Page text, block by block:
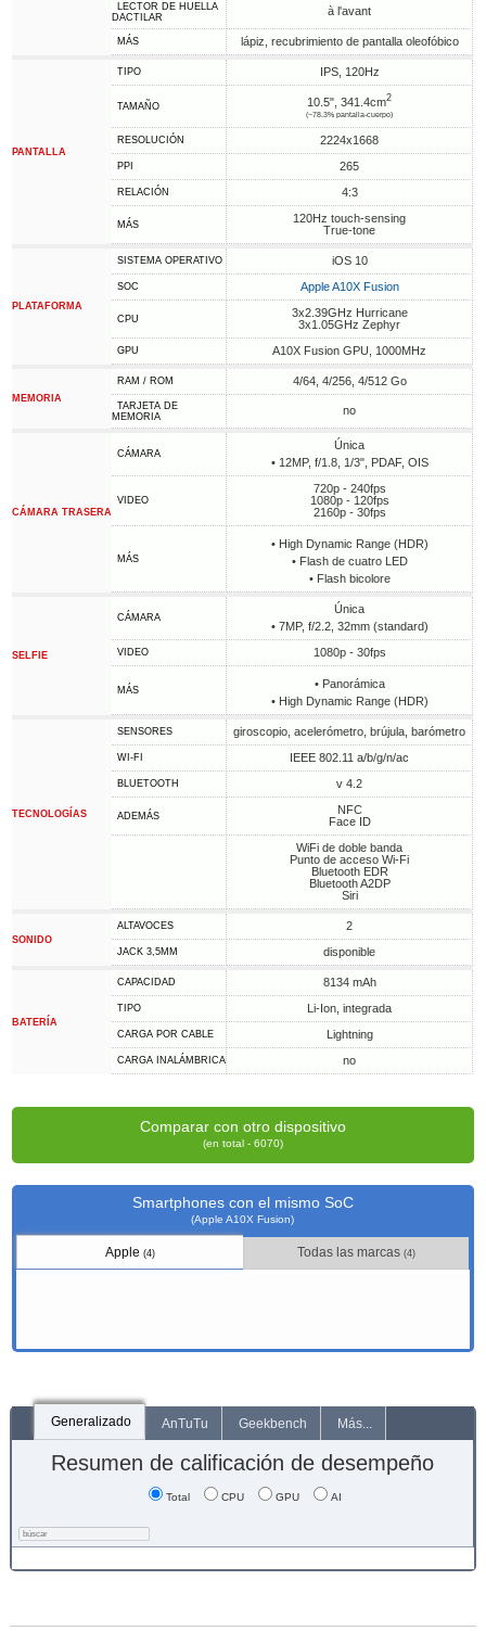
LECTOR DE HUELLA
DACTILAR
à l'avant
MÁS lápiz, recubrimiento de pantalla oleofóbico
PANTALLA
TIPO IPS, 120Hz
TAMAÑO 10.5", 341.4cm2
(~78.3% pantalla-cuerpo)
RESOLUCIÓN 2224x1668
PPI 265
RELACIÓN 4:3
MÁS
120Hz touch-sensing
True-tone
PLATAFORMA
SISTEMA OPERATIVO iOS 10
SOC Apple A10X Fusion
CPU
3x2.39GHz Hurricane
3x1.05GHz Zephyr
GPU A10X Fusion GPU, 1000MHz
MEMORIA
RAM / ROM 4/64, 4/256, 4/512 Go
TARJETA DE
MEMORIA
no
CÁMARA TRASERA
CÁMARA
Única
• 12MP, f/1.8, 1/3", PDAF, OIS
VIDEO
720p - 240fps
1080p - 120fps
2160p - 30fps
MÁS
• High Dynamic Range (HDR)
• Flash de cuatro LED
• Flash bicolore
SELFIE
CÁMARA
Única
• 7MP, f/2.2, 32mm (standard)
VIDEO 1080p - 30fps
MÁS
• Panorámica
• High Dynamic Range (HDR)
TECNOLOGÍAS
SENSORES giroscopio, acelerómetro, brújula, barómetro
WI-FI IEEE 802.11 a/b/g/n/ac
BLUETOOTH v 4.2
ADEMÁS
NFC
Face ID
WiFi de doble banda
Punto de acceso Wi-Fi
Bluetooth EDR
Bluetooth A2DP
Siri
SONIDO
ALTAVOCES 2
JACK 3,5MM disponible
BATERÍA
CAPACIDAD 8134 mAh
TIPO Li-Ion, integrada
CARGA POR CABLE Lightning
CARGA INALÁMBRICA no
Comparar con otro dispositivo
(en total - 6070)
Smartphones con el mismo SoC
(Apple A10X Fusion)
Apple(4) Todas las marcas(4)
Generalizado AnTuTu Geekbench Más...
Resumen de calificación de desempeño
Total CPU GPU AI